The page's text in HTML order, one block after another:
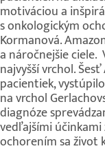
motiváciou a
s onkologickým
Kormanová.
a náročnejšie
najvyšší vrchol.
pacientiek,
na vrchol
diagnóze
vedľajšími
ochorením sa život